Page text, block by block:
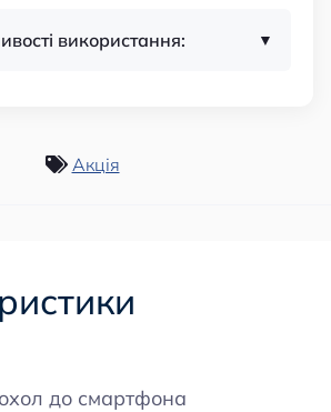
використання:
Акція
до смартфона